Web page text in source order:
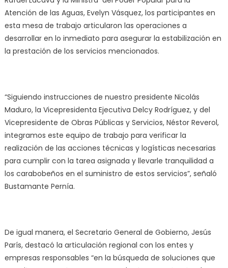
Atención de las Aguas, Evelyn Vásquez, los participantes en
esta mesa de trabajo articularon las operaciones a
desarrollar en lo inmediato para asegurar la estabilización en
la prestación de los servicios mencionados.
“Siguiendo instrucciones de nuestro presidente Nicolás
Maduro, la Vicepresidenta Ejecutiva Delcy Rodríguez, y del
Vicepresidente de Obras Públicas y Servicios, Néstor Reverol,
integramos este equipo de trabajo para verificar la
realización de las acciones técnicas y logísticas necesarias
para cumplir con la tarea asignada y llevarle tranquilidad a
los carabobeños en el suministro de estos servicios”, señaló
Bustamante Pernía.
De igual manera, el Secretario General de Gobierno, Jesús
París, destacó la articulación regional con los entes y
empresas responsables “en la búsqueda de soluciones que